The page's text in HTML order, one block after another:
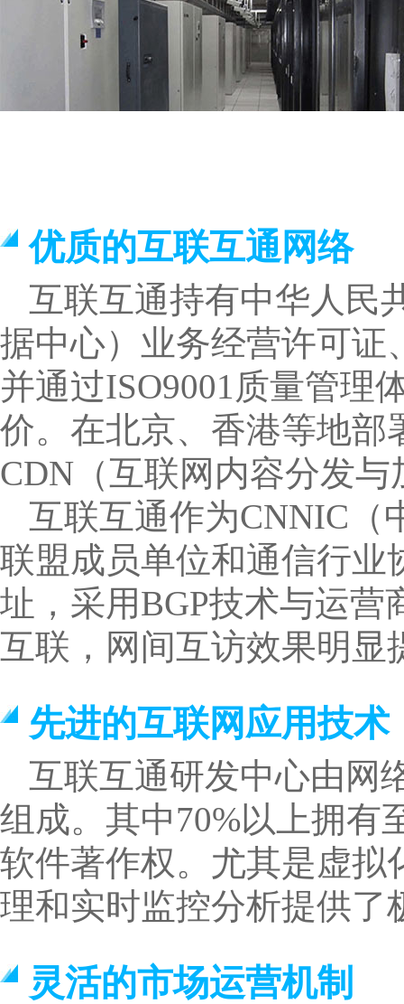
优质的互联互通网络
互联互通持有中华人民
据中心）业务经营许可证
并通过ISO9001质量管理
价。在北京、香港等地部
CDN（互联网内容分发与
互联互通作为CNNIC（
联盟成员单位和通信行业
址，采用BGP技术与运
互联，网间互访效果明显
先进的互联网应用技术
互联互通研发中心由网
组成。其中70%以上拥有
软件著作权。尤其是虚拟
理和实时监控分析提供了
灵活的市场运营机制